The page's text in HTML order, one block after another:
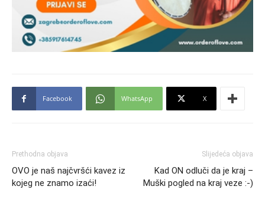
Facebook WhatsApp X
Prethodna objava
OVO je naš najčvršći kavez iz
kojeg ne znamo izaći!
Slijedeća objava
Kad ON odluči da je kraj –
Muški pogled na kraj veze :-)